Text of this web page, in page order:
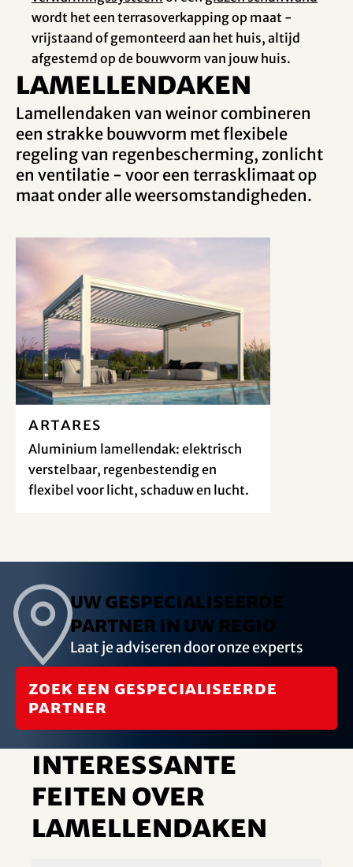
wordt het een terrasoverkapping op maat -
vrijstaand of gemonteerd aan het huis, altijd
afgestemd op de bouwvorm van jouw huis.
Lamellendaken
Lamellendaken van weinor combineren
een strakke bouwvorm met flexibele
regeling van regenbescherming, zonlicht
en ventilatie - voor een terrasklimaat op
maat onder alle weersomstandigheden.
Artares
Aluminium lamellendak: elektrisch
verstelbaar, regenbestendig en
flexibel voor licht, schaduw en lucht.
Uw gespecialiseerde
partner in uw regio
Laat je adviseren door onze experts
Zoek een gespecialiseerde
partner
Interessante
feiten over
lamellendaken